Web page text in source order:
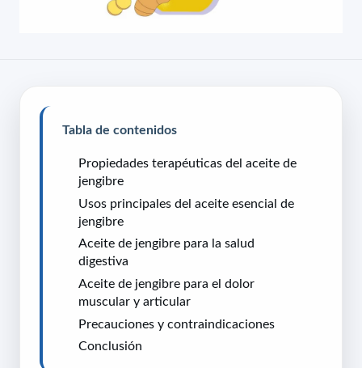
Tabla de contenidos
Propiedades terapéuticas del aceite de
jengibre
Usos principales del aceite esencial de
jengibre
Aceite de jengibre para la salud
digestiva
Aceite de jengibre para el dolor
muscular y articular
Precauciones y contraindicaciones
Conclusión